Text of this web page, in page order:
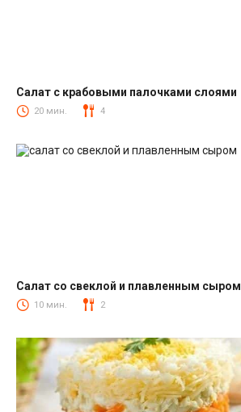
Салаты с крабовыми палочками
Салат с крабовыми палочками слоями
20 мин. 4
Салаты со свеклой
Салат со свеклой и плавленным сыром
10 мин. 2